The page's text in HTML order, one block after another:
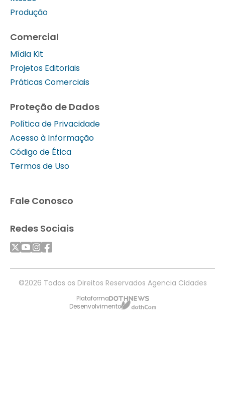
Produção
Comercial
Mídia Kit
Projetos Editoriais
Práticas Comerciais
Proteção de Dados
Política de Privacidade
Acesso à Informação
Código de Ética
Termos de Uso
Fale Conosco
Redes Sociais
©2026 Todos os Direitos Reservados Agencia Cidades
Plataforma
Desenvolvimento